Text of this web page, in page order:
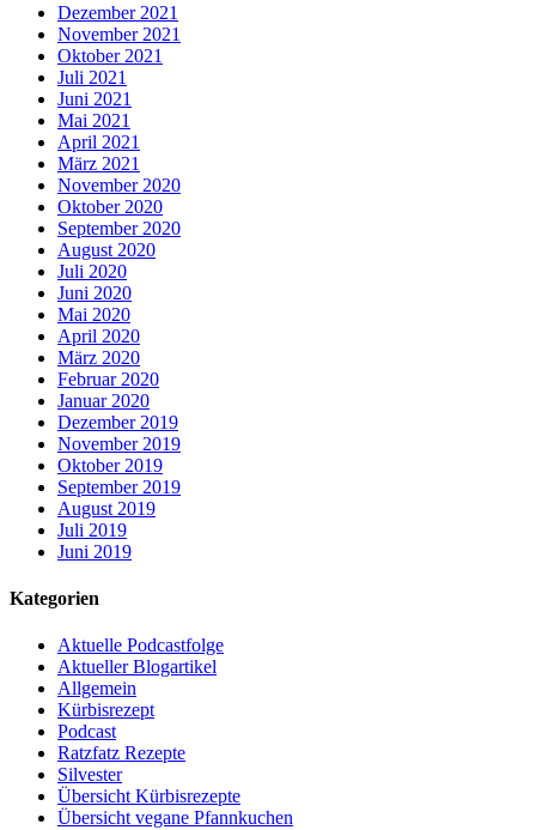
Dezember 2021
November 2021
Oktober 2021
Juli 2021
Juni 2021
Mai 2021
April 2021
März 2021
November 2020
Oktober 2020
September 2020
August 2020
Juli 2020
Juni 2020
Mai 2020
April 2020
März 2020
Februar 2020
Januar 2020
Dezember 2019
November 2019
Oktober 2019
September 2019
August 2019
Juli 2019
Juni 2019
Kategorien
Aktuelle Podcastfolge
Aktueller Blogartikel
Allgemein
Kürbisrezept
Podcast
Ratzfatz Rezepte
Silvester
Übersicht Kürbisrezepte
Übersicht vegane Pfannkuchen